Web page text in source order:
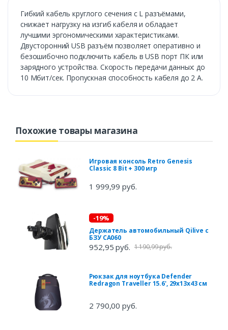
Гибкий кабель круглого сечения с L разъёмами,
снижает нагрузку на изгиб кабеля и обладает
лучшими эргономическими характеристиками.
Двусторонний USB разъём позволяет оперативно и
безошибочно подключить кабель в USB порт ПК или
зарядного устройства. Скорость передачи данных: до
10 Мбит/сек. Пропускная способность кабеля до 2 А.
Похожие товары магазина
Игровая консоль Retro Genesis
Classic 8 Bit + 300 игр
1 999,99 руб.
-19%
Держатель автомобильный Qilive с
БЗУ CA060
952,95 руб. 1 190,99 руб.
Рюкзак для ноутбука Defender
Redragon Traveller 15.6', 29x13x43 см
2 790,00 руб.